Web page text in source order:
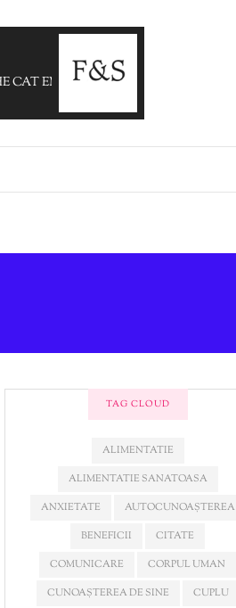
THE CAT EMPIRE - The Lost Song
TAG CLOUD
ALIMENTATIE
ALIMENTATIE SANATOASA
ANXIETATE
AUTOCUNOAȘTEREA
BENEFICII
CITATE
COMUNICARE
CORPUL UMAN
CUNOAȘTEREA DE SINE
CUPLU